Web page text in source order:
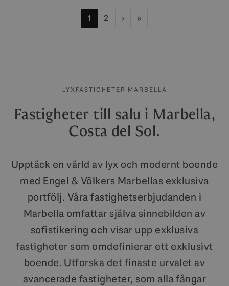
1 2 › »
LYXFASTIGHETER MARBELLA
Fastigheter till salu i Marbella,
Costa del Sol.
Upptäck en värld av lyx och modernt boende
med Engel & Völkers Marbellas exklusiva
portfölj. Våra fastighetserbjudanden i
Marbella omfattar själva sinnebilden av
sofistikering och visar upp exklusiva
fastigheter som omdefinierar ett exklusivt
boende. Utforska det finaste urvalet av
avancerade fastigheter, som alla fångar